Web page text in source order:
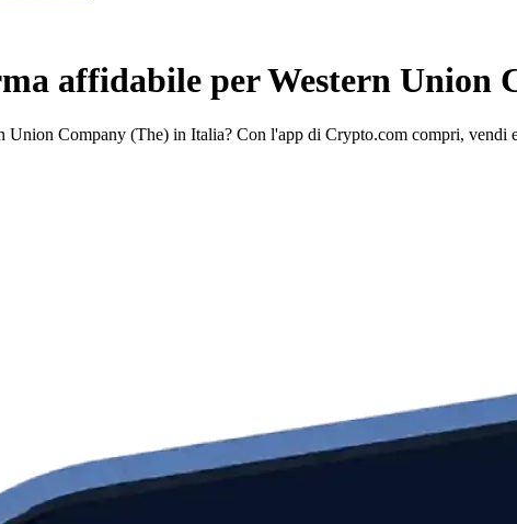
affidabile per Western Union
Union Company (The) in Italia? Con l'app di Crypto.com compri,